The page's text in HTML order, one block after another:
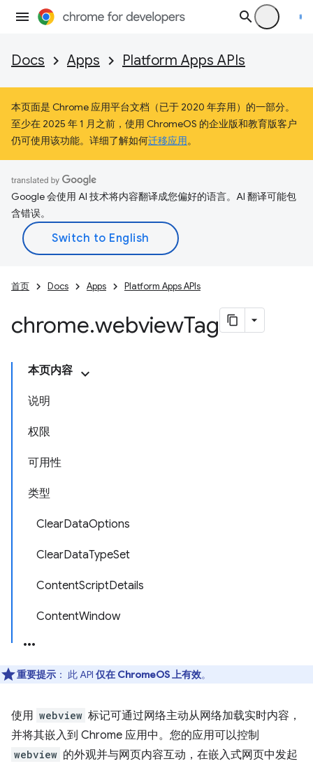
Docs Apps Platform Apps APIs
本页面是 Chrome 应用平台文档（已于 2020 年弃用）的一部分。
至少在 2025 年 1 月之前，使用 ChromeOS 的企业版和教育版客户
仍可使用该功能。详细了解如何迁移应用。
Google 会使用 AI 技术将内容翻译成您偏好的语言。AI 翻译可能包
含错误。
首页 Docs Apps Platform Apps APIs
chrome.webviewTag
本页内容
说明
权限
可用性
类型
ClearDataOptions
ClearDataTypeSet
ContentScriptDetails
ContentWindow
重要提示 ： 此 API 仅在 ChromeOS 上有效。
使用 webview 标记可通过网络主动从网络加载实时内容，
并将其嵌入到 Chrome 应用中。您的应用可以控制
webview 的外观并与网页内容互动，在嵌入式网页中发起